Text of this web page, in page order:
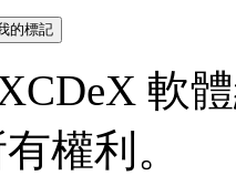
軟
權利。